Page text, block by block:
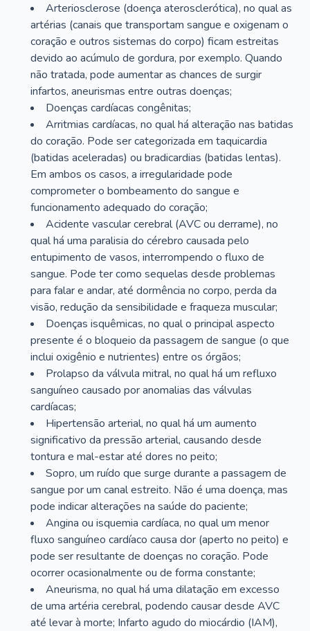
Arteriosclerose (doença aterosclerótica), no qual as
artérias (canais que transportam sangue e oxigenam o
coração e outros sistemas do corpo) ficam estreitas
devido ao acúmulo de gordura, por exemplo. Quando
não tratada, pode aumentar as chances de surgir
infartos, aneurismas entre outras doenças;
Doenças cardíacas congênitas;
Arritmias cardíacas, no qual há alteração nas batidas
do coração. Pode ser categorizada em taquicardia
(batidas aceleradas) ou bradicardias (batidas lentas).
Em ambos os casos, a irregularidade pode
comprometer o bombeamento do sangue e
funcionamento adequado do coração;
Acidente vascular cerebral (AVC ou derrame), no
qual há uma paralisia do cérebro causada pelo
entupimento de vasos, interrompendo o fluxo de
sangue. Pode ter como sequelas desde problemas
para falar e andar, até dormência no corpo, perda da
visão, redução da sensibilidade e fraqueza muscular;
Doenças isquêmicas, no qual o principal aspecto
presente é o bloqueio da passagem de sangue (o que
inclui oxigênio e nutrientes) entre os órgãos;
Prolapso da válvula mitral, no qual há um refluxo
sanguíneo causado por anomalias das válvulas
cardíacas;
Hipertensão arterial, no qual há um aumento
significativo da pressão arterial, causando desde
tontura e mal-estar até dores no peito;
Sopro, um ruído que surge durante a passagem de
sangue por um canal estreito. Não é uma doença, mas
pode indicar alterações na saúde do paciente;
Angina ou isquemia cardíaca, no qual um menor
fluxo sanguíneo cardíaco causa dor (aperto no peito) e
pode ser resultante de doenças no coração. Pode
ocorrer ocasionalmente ou de forma constante;
Aneurisma, no qual há uma dilatação em excesso
de uma artéria cerebral, podendo causar desde AVC
até levar à morte; Infarto agudo do miocárdio (IAM),